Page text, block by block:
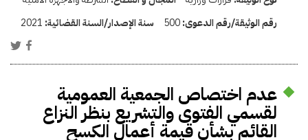
رقم الوثيقة/رقم الدعوى:500 سنة الإصدار/السنة القضائية: 2021
عدم اختصاص الجمعية العمومية
لقسمي الفتوى والتشريع بنظر النزاع
القائم بشأن قيمة أعمال الكسح